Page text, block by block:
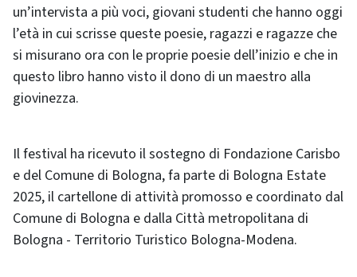
un’intervista a più voci, giovani studenti che hanno oggi
l’età in cui scrisse queste poesie, ragazzi e ragazze che
si misurano ora con le proprie poesie dell’inizio e che in
questo libro hanno visto il dono di un maestro alla
giovinezza.
Il festival ha ricevuto il sostegno di Fondazione Carisbo
e del Comune di Bologna, fa parte di Bologna Estate
2025, il cartellone di attività promosso e coordinato dal
Comune di Bologna e dalla Città metropolitana di
Bologna - Territorio Turistico Bologna-Modena.